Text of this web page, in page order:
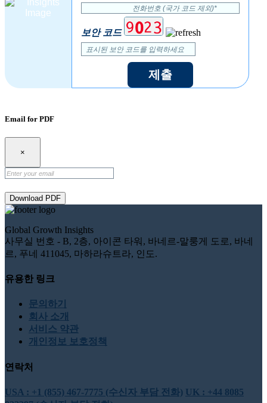
보안 코드
제출
Email for PDF
×
Download PDF
Global Growth Insights
사무실 번호 - B, 2층, 아이콘 타워, 바네르-말룽게 도로, 바네
르, 푸네 411045, 마하라슈트라, 인도.
유용한 링크
문의하기
회사 소개
서비스 약관
개인정보 보호정책
연락처
USA : +1 (855) 467-7775 (수신자 부담 전화) UK : +44 8085